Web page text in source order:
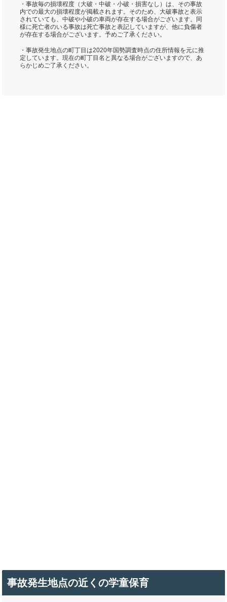
・事故毎の損壊程度（大破・中破・小破・損害なし）は、その事故
内での最大の損壊程度が掲載されます。そのため、大破事故と表示
されていても、中破や小破の車両が存在する場合がございます。同
様に死亡者のいる事故は死亡事故と表記していますが、他に負傷者
が存在する場合がございます。予めご了承ください。
・事故発生地点の町丁目は2020年国勢調査時点の住所情報を元に推
定しています。現在の町丁目名と異なる場合がございますので、あ
らかじめご了承ください。
事故発生地点の近くの学童保育